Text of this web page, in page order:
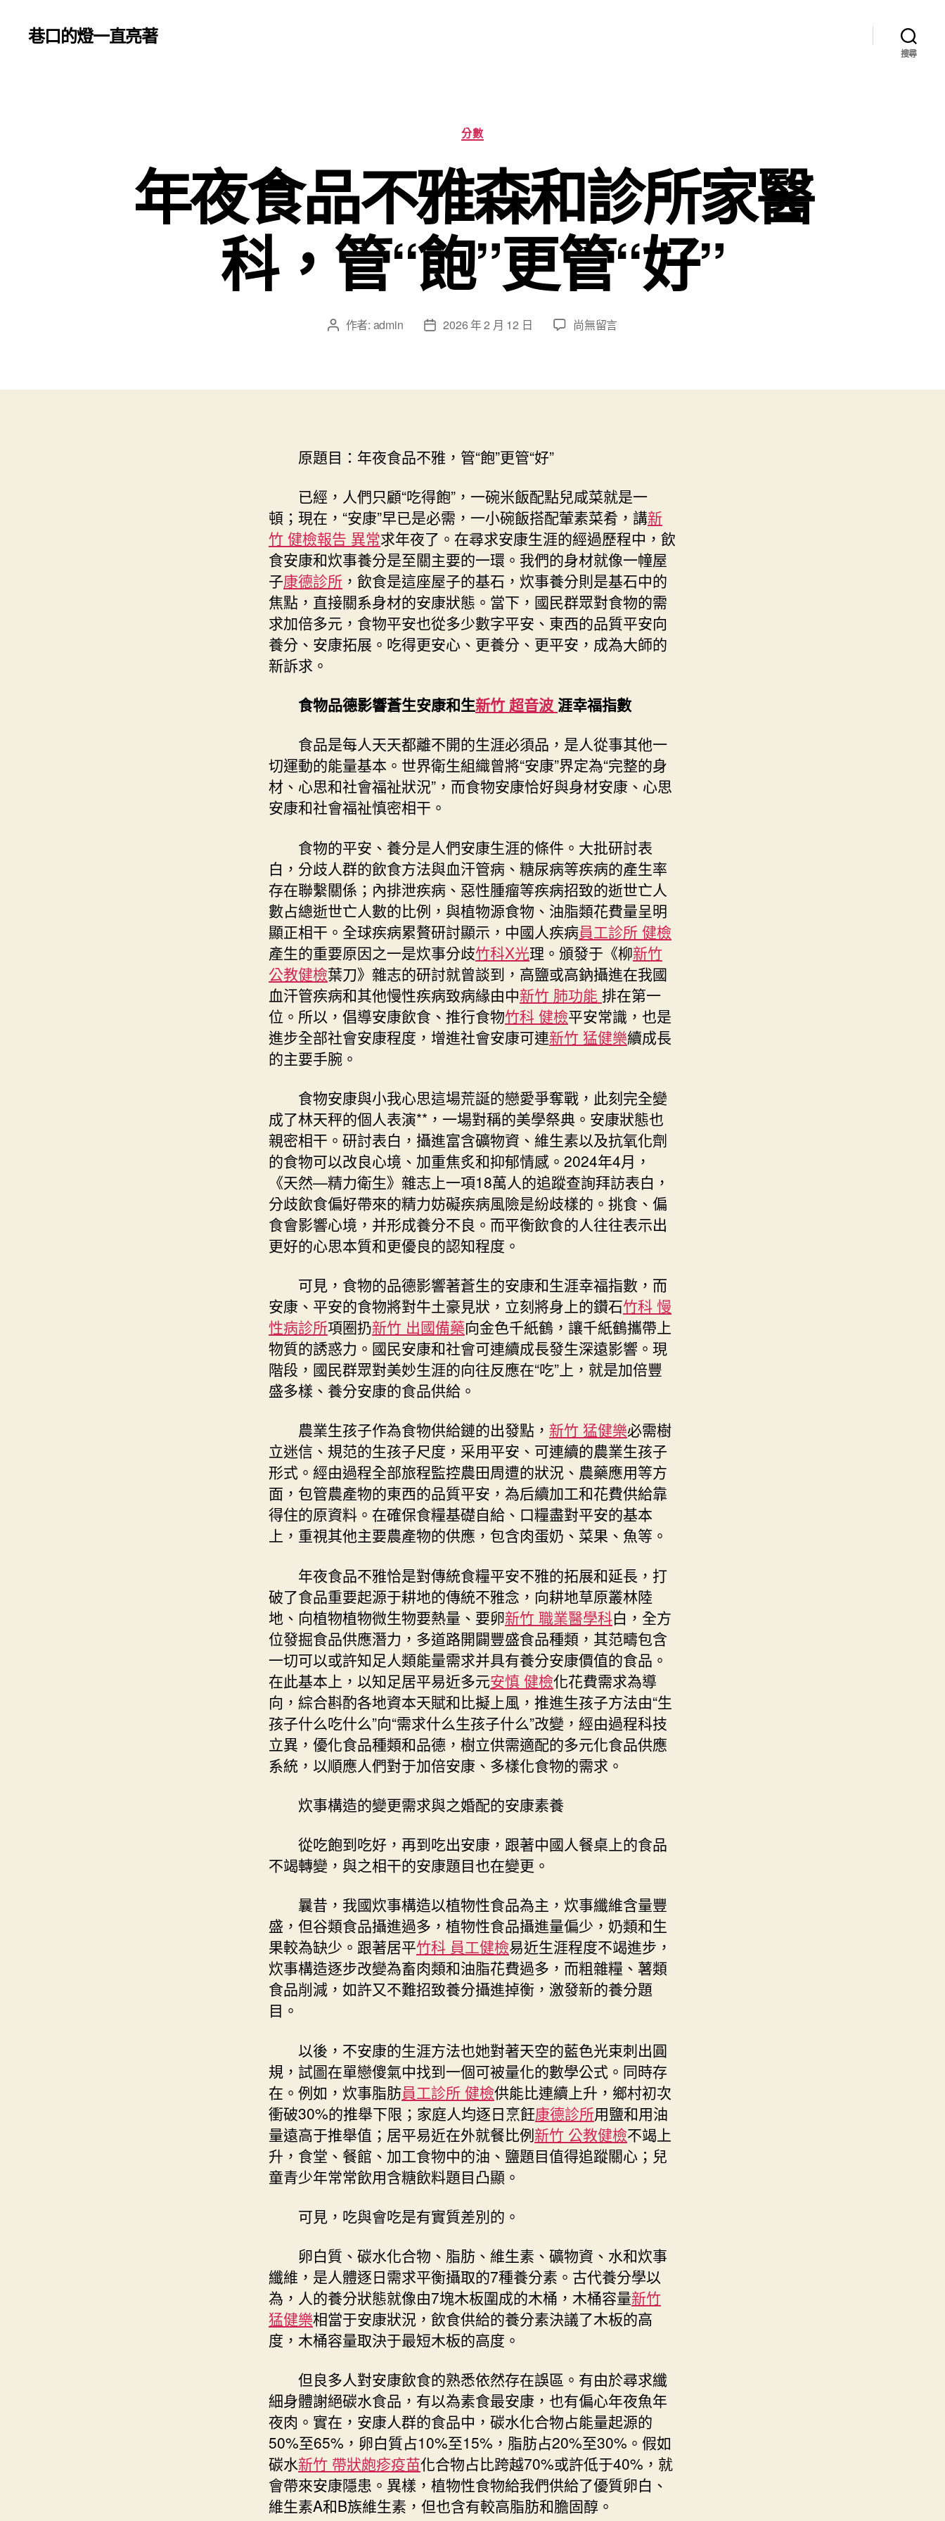
巷口的燈一直亮著
搜尋
分
類
分數
年夜食品不雅森和診所家醫
科，管“飽”更管“好”
文 作者: admin
文
日
2026 年 2 月 12 日
在
品
所
家
醫
科，
管
“飽”
更
管
“好”〉
中
尚無留言
原題目：年夜食品不雅，管“飽”更管“好”
已經，人們只顧“吃得飽”，一碗米飯配點兒咸菜就是一
頓；現在，“安康”早已是必需，一小碗飯搭配葷素菜肴，講新
竹 健檢報告 異常求年夜了。在尋求安康生涯的經過歷程中，飲
食安康和炊事養分是至關主要的一環。我們的身材就像一幢屋
子康德診所 ，飲食是這座屋子的基石，炊事養分則是基石中的
焦點，直接關系身材的安康狀態。當下，國民群眾對食物的需
求加倍多元，食物平安也從多少數字平安、東西的品質平安向
養分、安康拓展。吃得更安心、更養分、更平安，成為大師的
新訴求。
食物品德影響蒼生安康和生新竹 超音波 涯幸福指數
食品是每人天天都離不開的生涯必須品，是人從事其他一
切運動的能量基本。世界衛生組織曾將“安康”界定為“完整的身
材、心思和社會福祉狀況”，而食物安康恰好與身材安康、心思
安康和社會福祉慎密相干。
食物的平安、養分是人們安康生涯的條件。大批研討表
白，分歧人群的飲食方法與血汗管病、糖尿病等疾病的產生率
存在聯繫關係；內排泄疾病、惡性腫瘤等疾病招致的逝世亡人
數占總逝世亡人數的比例，與植物源食物、油脂類花費量呈明
顯正相干。全球疾病累贅研討顯示，中國人疾病員工診所 健檢
產生的重要原因之一是炊事分歧竹科X光理。頒發于《柳新竹
公教健檢葉刀》雜志的研討就曾談到，高鹽或高鈉攝進在我國
血汗管疾病和其他慢性疾病致病緣由中新竹 肺功能 排在第一
位。所以，倡導安康飲食、推行食物竹科 健檢平安常識，也是
進步全部社會安康程度，增進社會安康可連新竹 猛健樂續成長
的主要手腕。
食物安康與小我心思這場荒誕的戀愛爭奪戰，此刻完全變
成了林天秤的個人表演**，一場對稱的美學祭典。安康狀態也
親密相干。研討表白，攝進富含礦物資、維生素以及抗氧化劑
的食物可以改良心境、加重焦炙和抑郁情感。2024年4月，
《天然—精力衛生》雜志上一項18萬人的追蹤查詢拜訪表白，
分歧飲食偏好帶來的精力妨礙疾病風險是紛歧樣的。挑食、偏
食會影響心境，并形成養分不良。而平衡飲食的人往往表示出
更好的心思本質和更優良的認知程度。
可見，食物的品德影響著蒼生的安康和生涯幸福指數，而
安康、平安的食物將對牛土豪見狀，立刻將身上的鑽石竹科 慢
性病診所項圈扔新竹 出國備藥向金色千紙鶴，讓千紙鶴攜帶上
物質的誘惑力。國民安康和社會可連續成長發生深遠影響。現
階段，國民群眾對美妙生涯的向往反應在“吃”上，就是加倍豐
盛多樣、養分安康的食品供給。
農業生孩子作為食物供給鏈的出發點， 新竹 猛健樂必需樹
立迷信、規范的生孩子尺度，采用平安、可連續的農業生孩子
形式。經由過程全部旅程監控農田周遭的狀況、農藥應用等方
面，包管農產物的東西的品質平安，為后續加工和花費供給靠
得住的原資料。在確保食糧基礎自給、口糧盡對平安的基本
上，重視其他主要農產物的供應，包含肉蛋奶、菜果、魚等。
年夜食品不雅恰是對傳統食糧平安不雅的拓展和延長，打
破了食品重要起源于耕地的傳統不雅念，向耕地草原叢林陸
地、向植物植物微生物要熱量、要卵新竹 職業醫學科白，全方
位發掘食品供應潛力，多道路開闢豐盛食品種類，其范疇包含
一切可以或許知足人類能量需求并具有養分安康價值的食品。
在此基本上，以知足居平易近多元安慎 健檢化花費需求為導
向，綜合斟酌各地資本天賦和比擬上風，推進生孩子方法由“生
孩子什么吃什么”向“需求什么生孩子什么”改變，經由過程科技
立異，優化食品種類和品德，樹立供需適配的多元化食品供應
系統，以順應人們對于加倍安康、多樣化食物的需求。
炊事構造的變更需求與之婚配的安康素養
從吃飽到吃好，再到吃出安康，跟著中國人餐桌上的食品
不竭轉變，與之相干的安康題目也在變更。
曩昔，我國炊事構造以植物性食品為主，炊事纖維含量豐
盛，但谷類食品攝進過多，植物性食品攝進量偏少，奶類和生
果較為缺少。跟著居平竹科 員工健檢易近生涯程度不竭進步，
炊事構造逐步改變為畜肉類和油脂花費過多，而粗雜糧、薯類
食品削減，如許又不難招致養分攝進掉衡，激發新的養分題
目。
以後，不安康的生涯方法也她對著天空的藍色光束刺出圓
規，試圖在單戀傻氣中找到一個可被量化的數學公式。同時存
在。例如，炊事脂肪員工診所 健檢供能比連續上升，鄉村初次
衝破30%的推舉下限；家庭人均逐日烹飪康德診所用鹽和用油
量遠高于推舉值；居平易近在外就餐比例新竹 公教健檢不竭上
升，食堂、餐館、加工食物中的油、鹽題目值得追蹤關心；兒
童青少年常常飲用含糖飲料題目凸顯。
可見，吃與會吃是有實質差別的。
卵白質、碳水化合物、脂肪、維生素、礦物資、水和炊事
纖維，是人體逐日需求平衡攝取的7種養分素。古代養分學以
為，人的養分狀態就像由7塊木板圍成的木桶，木桶容量新竹
猛健樂相當于安康狀況，飲食供給的養分素決議了木板的高
度，木桶容量取決于最短木板的高度。
但良多人對安康飲食的熟悉依然存在誤區。有由於尋求纖
細身體謝絕碳水食品，有以為素食最安康，也有偏心年夜魚年
夜肉。實在，安康人群的食品中，碳水化合物占能量起源的
50%至65%，卵白質占10%至15%，脂肪占20%至30%。假如
碳水新竹 帶狀皰疹疫苗化合物占比跨越70%或許低于40%，就
會帶來安康隱患。異樣，植物性食物給我們供給了優質卵白、
維生素A和B族維生素，但也含有較高脂肪和膽固醇。